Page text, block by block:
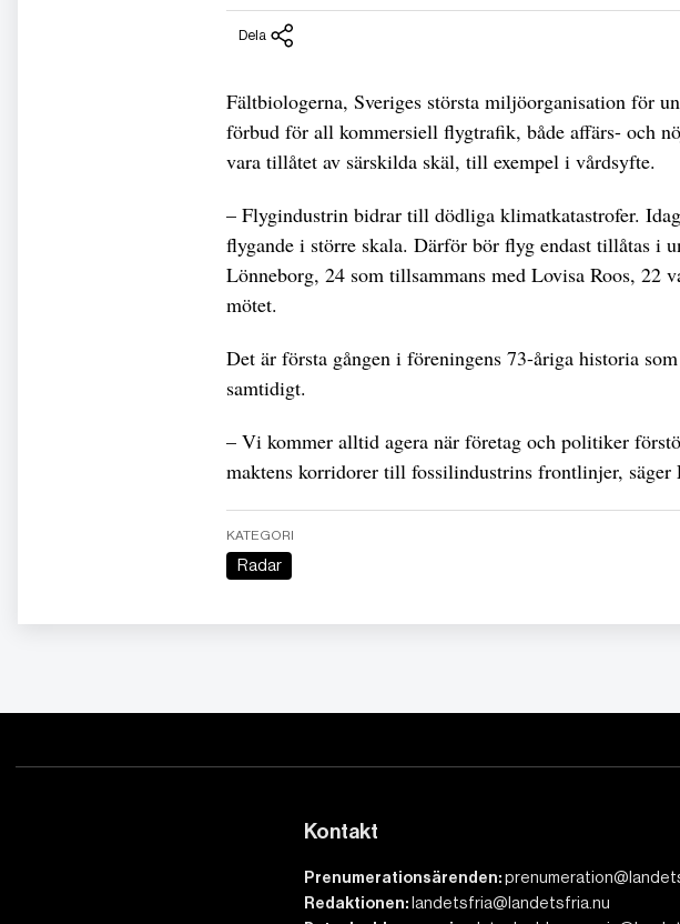
Dela
Fältbiologerna, Sveriges största miljöorganisation för
förbud för all kommersiell flygtrafik, både affärs- och
vara tillåtet av särskilda skäl, till exempel i vårdsyfte.
– Flygindustrin bidrar till dödliga klimatkatastrofer.
flygande i större skala. Därför bör flyg endast tillåtas i
Lönneborg, 24 som tillsammans med Lovisa Roos, 22
mötet.
Det är första gången i föreningens 73-åriga historia
samtidigt.
– Vi kommer alltid agera när företag och politiker
maktens korridorer till fossilindustrins frontlinjer, säger
KATEGORI
Radar
Kontakt
Prenumerationsärenden:
Redaktionen: landetsfria@landetsfria.nu